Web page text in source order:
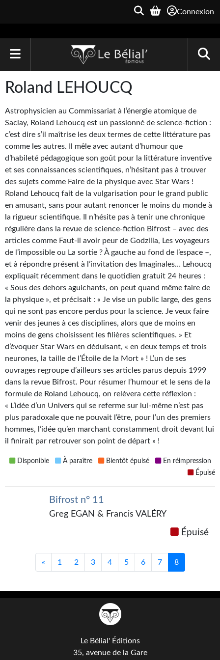
Connexion
ACCUEIL
Le Bélial'
Une Heure-Lumière
Archive du Futur
Parallaxe
Quarante-Deux
Kvasar
Wotan
Étoiles vives
Yellow Submarine
NUMÉRIQUE
Romans et recueils
Une Heure-Lumière
Nouvelles
Bifrost
Livres audio
Tous les numéros
S'abonner
Le blog
Roland LEHOUCQ
Astrophysicien au Commissariat à l’énergie atomique de
Saclay, Roland Lehoucq est un passionné de science-fiction :
c’est dire s’il maîtrise les deux termes de cette littérature pas
comme les autres. Il mêle avec autant d’humour que
d’habileté pédagogique son goût pour la littérature inventive
et ses connaissances scientifiques, n’hésitant pas à trouver
des sujets comme Faire de la physique avec Star Wars !
Roland Lehoucq fait de la vulgarisation pour le grand public
en amusant, sans pour autant renoncer le moins du monde à
la rigueur scientifique. Il n’hésite pas à tenir une chronique
régulière dans la revue de science-fiction Bifrost – avec des
articles comme Faut-il avoir peur de Godzilla, Les voyageurs
de l’impossible ou La sortie ? À gauche au fond de l’espace –,
et à répondre présent à l’invitation des Imaginales… Lehoucq
expliquait récemment dans le quotidien gratuit 24 heures :
« Sous des dehors aguichants, on peut quand même faire de
la physique », et précisait : « Je vise un public large, des gens
qui ne sont pas encore perdus pour la science. Je veux faire
venir des jeunes à ces disciplines, alors que de moins en
moins de gens choisissent les filières scientifiques. » Et
d’évoquer Star Wars en déduisant, « en deux temps et trois
neurones, la taille de l’Étoile de la Mort » ! L’un de ses
ouvrages regroupe d’ailleurs ses articles parus depuis 1999
dans la revue Bifrost. Pour résumer l’humour et le sens de la
formule de Roland Lehoucq, on relèvera cette réflexion :
« L’idée d’un Univers qui se referme sur lui-même n’est pas
plus paradoxale que ne pouvait l’être, pour l’un des premiers
hommes, l’idée qu’en marchant constamment droit devant lui
il finirait par retrouver son point de départ » !
Disponible À paraître Bientôt épuisé
En réimpression
Épuisé
Bifrost n° 11
Greg EGAN & Francis VALÉRY
Épuisé
« 1 2 3 4 5 6 7 8
Le Bélial' Éditions
35, avenue de la Gare